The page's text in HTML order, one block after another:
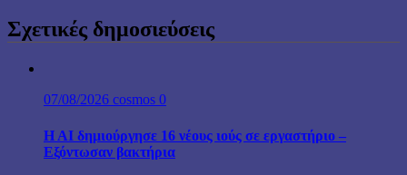
Σχετικές δημοσιεύσεις
07/08/2026 cosmos 0
H AI δημιούργησε 16 νέους ιούς σε εργαστήριο –
Εξόντωσαν βακτήρια